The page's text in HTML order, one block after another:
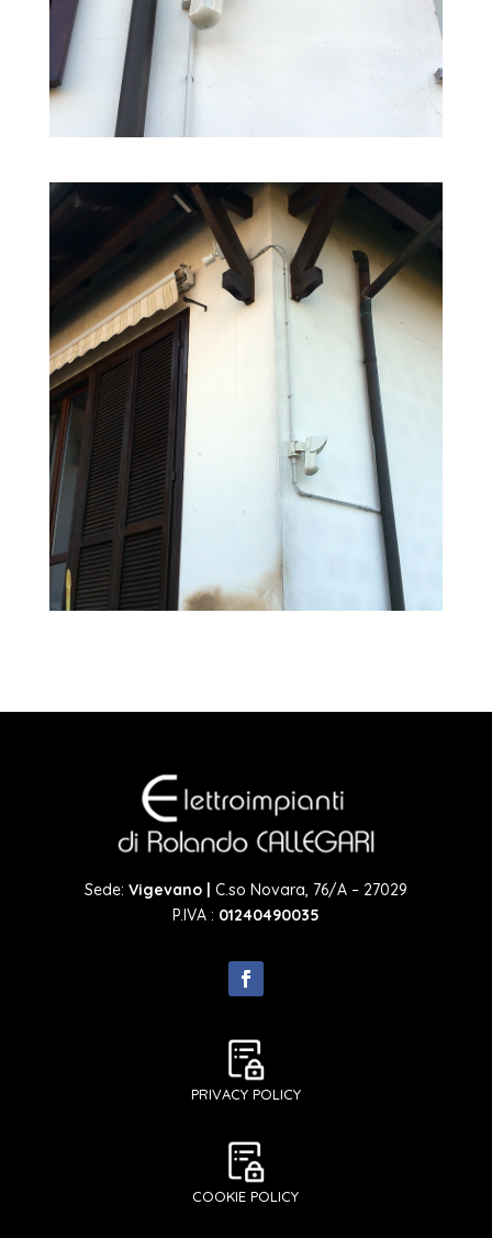
Sede: Vigevano | C.so Novara, 76/A – 27029
P.IVA : 01240490035
PRIVACY POLICY
COOKIE POLICY